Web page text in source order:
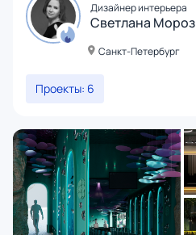
Дизайнер интерьера
Светлана Мороз
Санкт-Петербург
Проекты: 6